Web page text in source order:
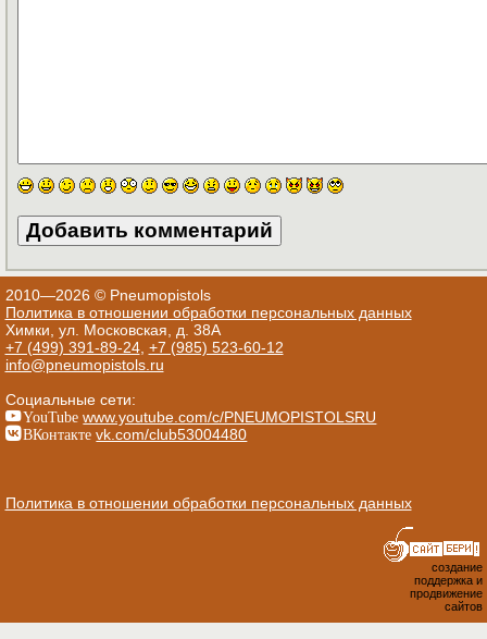
2010—2026 © Pneumopistols
Политика в отношении обработки персональных данных
Химки, ул. Московская, д. 38А
+7 (499) 391-89-24, +7 (985) 523-60-12
info@pneumopistols.ru
Социальные сети:
YouTube www.youtube.com/c/PNEUMOPISTOLSRU
ВКонтакте vk.com/club53004480
Политика в отношении обработки персональных данных
создание
поддержка и
продвижение
сайтов